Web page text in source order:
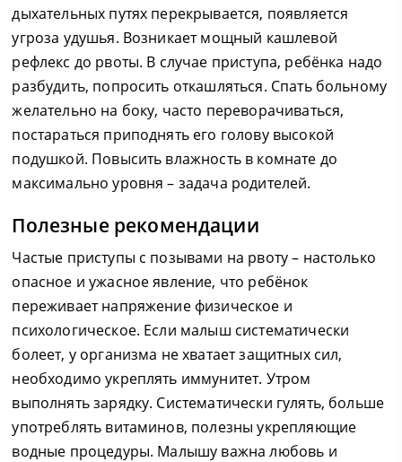
дыхательных путях перекрывается, появляется
угроза удушья. Возникает мощный кашлевой
рефлекс до рвоты. В случае приступа, ребёнка надо
разбудить, попросить откашляться. Спать больному
желательно на боку, часто переворачиваться,
постараться приподнять его голову высокой
подушкой. Повысить влажность в комнате до
максимально уровня – задача родителей.
Полезные рекомендации
Частые приступы с позывами на рвоту – настолько
опасное и ужасное явление, что ребёнок
переживает напряжение физическое и
психологическое. Если малыш систематически
болеет, у организма не хватает защитных сил,
необходимо укреплять иммунитет. Утром
выполнять зарядку. Систематически гулять, больше
употреблять витаминов, полезны укрепляющие
водные процедуры. Малышу важна любовь и